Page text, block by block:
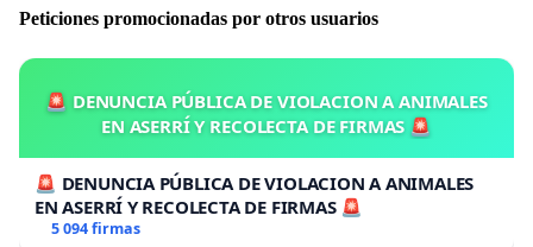
Peticiones promocionadas por otros usuarios
🚨 DENUNCIA PÚBLICA DE VIOLACION A ANIMALES
EN ASERRÍ Y RECOLECTA DE FIRMAS 🚨
🚨 DENUNCIA PÚBLICA DE VIOLACION A ANIMALES
EN ASERRÍ Y RECOLECTA DE FIRMAS 🚨
5 094 firmas